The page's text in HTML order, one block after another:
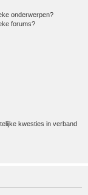
onderwerpen?
forums?
kwesties in verband